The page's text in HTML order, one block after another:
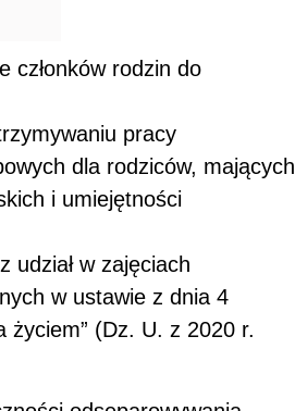
członków rodzin do
pracy
dla rodziców, mających
i umiejętności
udział w zajęciach
w ustawie z dnia 4
życiem” (Dz. U. z 2020 r.